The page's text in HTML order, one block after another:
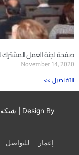
صفحة لجنة العمل المشترك
November 14, 2020
<< التفاصيل
شبكة | Design By
للتواصل
إعمار